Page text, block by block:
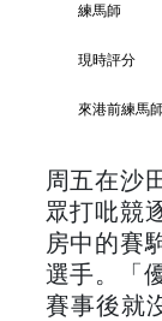
練馬師
現時評分
來港前練馬
周五在沙
眾打吡競
房中的賽
選手。「
賽事後就